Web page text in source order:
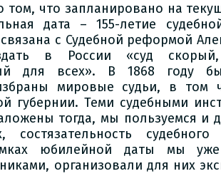
том, что запланировано на
дата – 155-летие
с Судебной реформой
в России «суд
для всех». В 1868 году
мировые судьи, в том
губернии. Теми судебными
тогда, мы пользуемся и
судебного
юбилейной даты мы
организовали для них